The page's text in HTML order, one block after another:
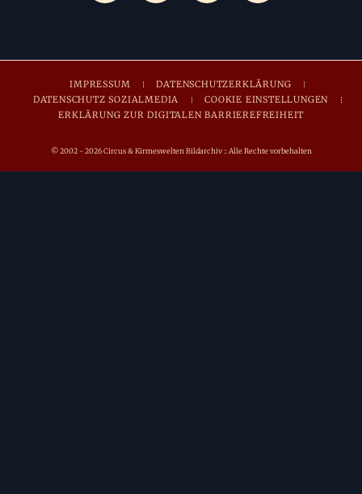
IMPRESSUM
DATENSCHUTZERKLÄRUNG
DATENSCHUTZ SOZIALMEDIA
COOKIE EINSTELLUNGEN
ERKLÄRUNG ZUR DIGITALEN BARRIEREFREIHEIT
© 2002 - 2026 Circus & Kirmeswelten Bildarchiv :: Alle Rechte vorbehalten